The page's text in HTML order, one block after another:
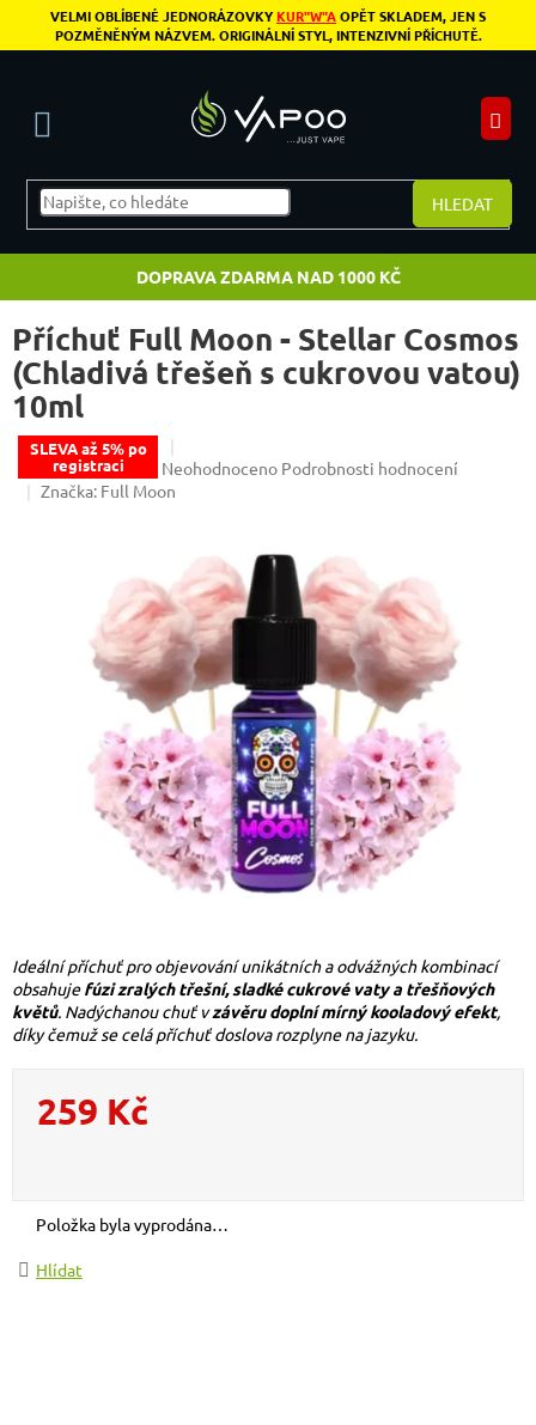
Přejít na obsah
VELMI OBLÍBENÉ JEDNORÁZOVKYKUR"W"AOPĚT SKLADEM, JEN S
POZMĚNĚNÝM NÁZVEM. ORIGINÁLNÍ STYL, INTENZIVNÍ PŘÍCHUTĚ.
HLEDAT
DOPRAVA ZDARMA NAD 1000 KČ
Příchuť Full Moon - Stellar Cosmos
(Chladivá třešeň s cukrovou vatou)
10ml
SLEVA až 5% po
registraci
Průměrné hodnocení produktu je 0,0 z 5
Neohodnoceno Podrobnosti hodnocení
Značka: Full Moon
259 Kč
Položka byla vyprodána…
Ideální příchuť pro objevování unikátních a odvážných kombinací
obsahujefúzi zralých třešní, sladké cukrové vaty a třešňových
květů. Nadýchanou chuť vzávěru doplní mírný kooladový efekt,
díky čemuž se celá příchuť doslova rozplyne na jazyku.
Hlídat